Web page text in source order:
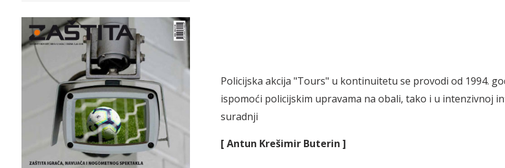
Policijska akcija "Tours" u kontinuitetu se provodi od 1994.
ispomoći policijskim upravama na obali, tako i u intenzivnoj
suradnji
[ Antun Krešimir Buterin ]